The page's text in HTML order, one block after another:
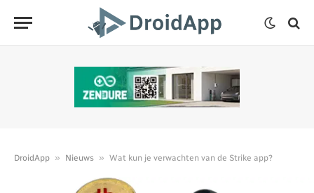
DroidApp » Nieuws » Wat kun je verwachten van de Strike app?